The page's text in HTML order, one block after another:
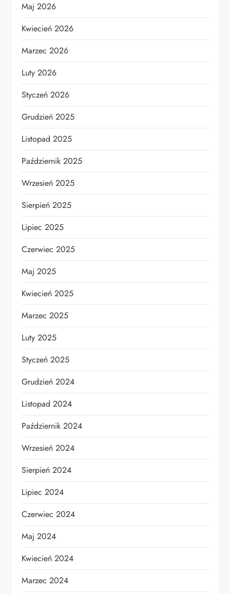
Maj 2026
Kwiecień 2026
Marzec 2026
Luty 2026
Styczeń 2026
Grudzień 2025
Listopad 2025
Październik 2025
Wrzesień 2025
Sierpień 2025
Lipiec 2025
Czerwiec 2025
Maj 2025
Kwiecień 2025
Marzec 2025
Luty 2025
Styczeń 2025
Grudzień 2024
Listopad 2024
Październik 2024
Wrzesień 2024
Sierpień 2024
Lipiec 2024
Czerwiec 2024
Maj 2024
Kwiecień 2024
Marzec 2024